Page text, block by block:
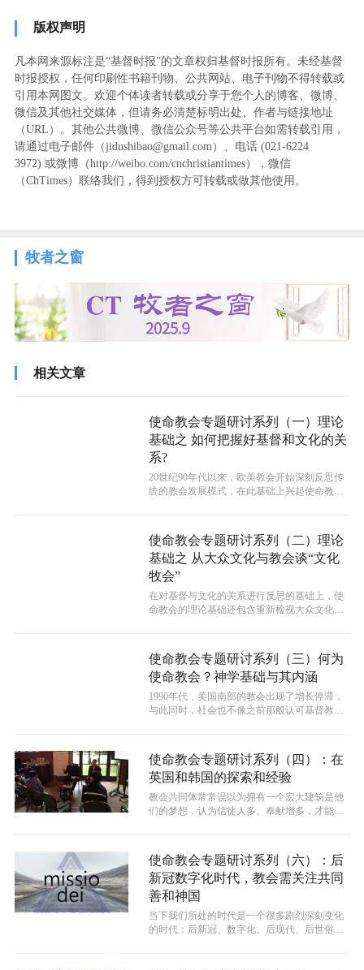
版权声明
凡本网来源标注是“基督时报”的文章权归基督时报所有。未经基督
时报授权，任何印刷性书籍刊物、公共网站、电子刊物不得转载或
引用本网图文。欢迎个体读者转载或分享于您个人的博客、微博、
微信及其他社交媒体，但请务必清楚标明出处、作者与链接地址
（URL）。其他公共微博、微信公众号等公共平台如需转载引用，
请通过电子邮件（jidushibao@gmail.com）、电话 (021-6224
3972) ‬或微博（http://weibo.com/cnchristiantimes），微信
（ChTimes）联络我们，得到授权方可转载或做其他使用。
牧者之窗
相关文章
使命教会专题研讨系列（一）理论
基础之 如何把握好基督和文化的关
系?
20世纪90年代以来，欧美教会开始深刻反思传
统的教会发展模式，在此基础上兴起使命教
使命教会专题研讨系列（二）理论
基础之 从大众文化与教会谈“文化
牧会”
在对基督与文化的关系进行反思的基础上，使
命教会的理论基础还包含重新检视大众文化和
使命教会专题研讨系列（三）何为
使命教会？神学基础与其内涵
1990年代，美国南部的教会出现了增长停滞，
与此同时，社会也不像之前那般认可基督教。
使命教会专题研讨系列（四）：在
英国和韩国的探索和经验
教会共同体常常误以为拥有一个宏大建筑是他
们的梦想，认为信徒人多、奉献增多，才能建
使命教会专题研讨系列（六）：后
新冠数字化时代，教会需关注共同
善和神国
当下我们所处的时代是一个很多剧烈深刻变化
的时代：后新冠、数字化、后现代、后世俗